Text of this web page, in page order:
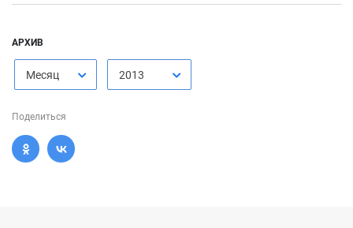
АРХИВ
Месяц 2013
Поделиться